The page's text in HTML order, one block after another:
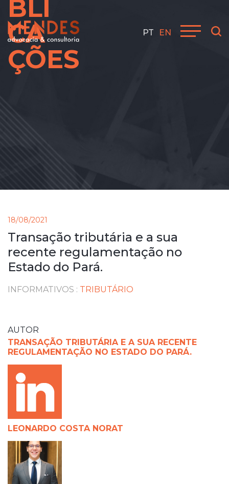
PT EN
BLI
CA
ÇÕES
18/08/2021
Transação tributária e a sua
recente regulamentação no
Estado do Pará.
INFORMATIVOS : TRIBUTÁRIO
AUTOR
TRANSAÇÃO TRIBUTÁRIA E A SUA RECENTE
REGULAMENTAÇÃO NO ESTADO DO PARÁ.
LEONARDO COSTA NORAT